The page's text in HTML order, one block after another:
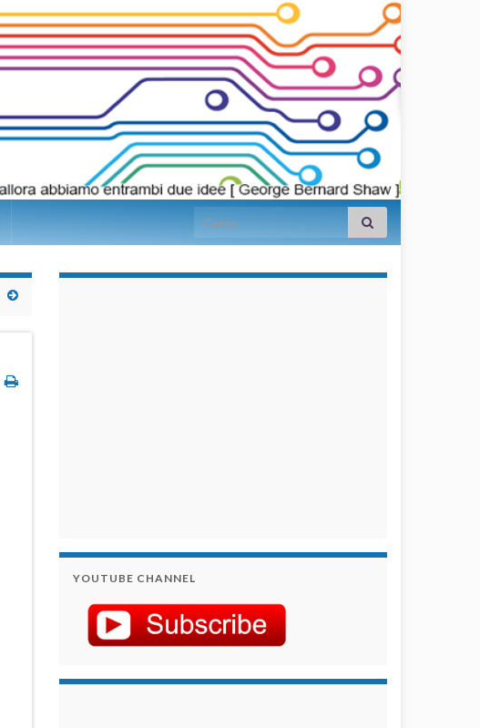
Search for:
YOUTUBE CHANNEL